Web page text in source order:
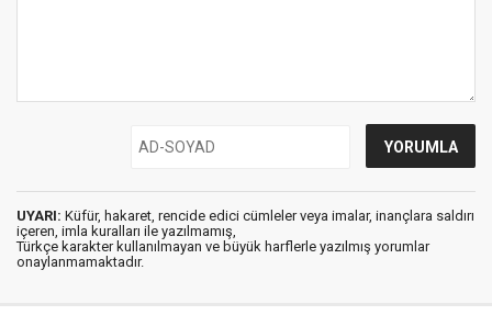
UYARI: Küfür, hakaret, rencide edici cümleler veya imalar, inançlara saldırı
içeren, imla kuralları ile yazılmamış,
Türkçe karakter kullanılmayan ve büyük harflerle yazılmış yorumlar
onaylanmamaktadır.